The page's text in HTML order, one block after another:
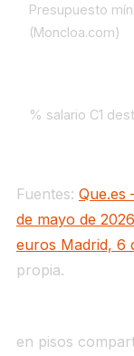
Presupuesto
(Moncloa.com)
% salario C1
Fuentes: Que.es
de mayo de 2026
euros Madrid, 6
propia.
en pisos